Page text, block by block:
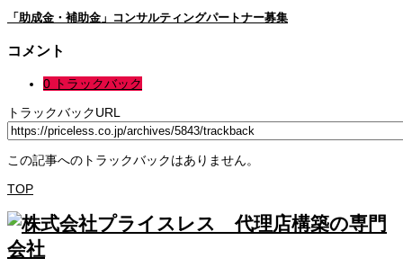
「助成金・補助金」コンサルティングパートナー募集
コメント
0 トラックバック
トラックバックURL
この記事へのトラックバックはありません。
TOP